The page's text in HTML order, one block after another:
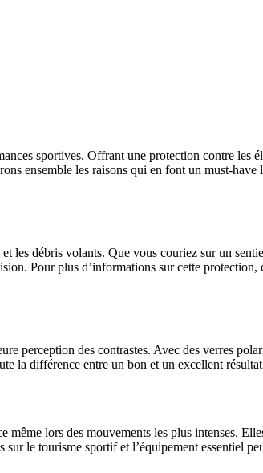
sportives. Offrant une protection contre les
ensemble les raisons qui en font un must-have
les débris volants. Que vous couriez sur un
Pour plus d’informations sur cette protection,
perception des contrastes. Avec des verres
la différence entre un bon et un excellent
même lors des mouvements les plus intenses.
le tourisme sportif et l’équipement essentiel